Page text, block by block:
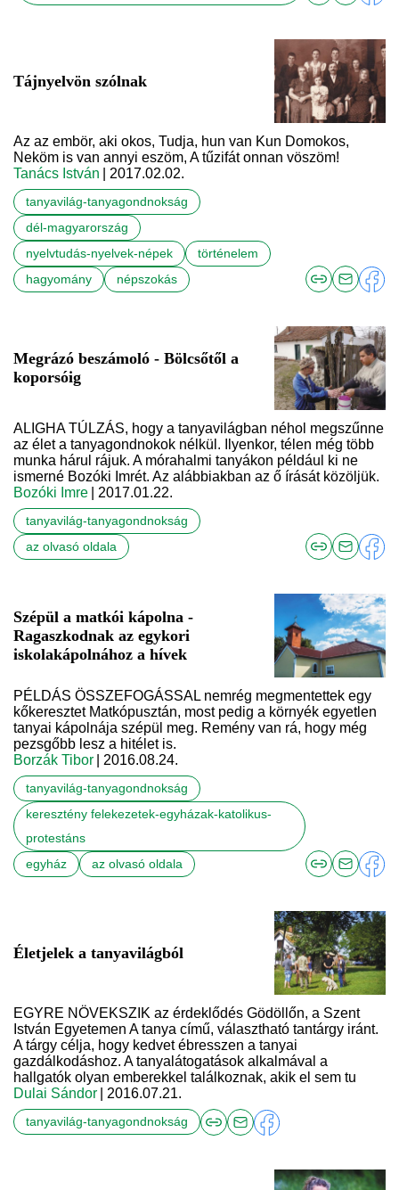
Tájnyelvön szólnak
Az az embör, aki okos, Tudja, hun van Kun Domokos,
Neköm is van annyi eszöm, A tűzifát onnan vöszöm!
Tanács István
| 2017.02.02.
tanyavilág-tanyagondnokság
dél-magyarország
nyelvtudás-nyelvek-népek
történelem
hagyomány
népszokás
Megrázó beszámoló - Bölcsőtől a
koporsóig
ALIGHA TÚLZÁS, hogy a tanyavilágban néhol megszűnne
az élet a tanyagondnokok nélkül. Ilyenkor, télen még több
munka hárul rájuk. A mórahalmi tanyákon például ki ne
ismerné Bozóki Imrét. Az alábbiakban az ő írását közöljük.
Bozóki Imre
| 2017.01.22.
tanyavilág-tanyagondnokság
az olvasó oldala
Szépül a matkói kápolna -
Ragaszkodnak az egykori
iskolakápolnához a hívek
PÉLDÁS ÖSSZEFOGÁSSAL nemrég megmentettek egy
kőkeresztet Matkópusztán, most pedig a környék egyetlen
tanyai kápolnája szépül meg. Remény van rá, hogy még
pezsgőbb lesz a hitélet is.
Borzák Tibor
| 2016.08.24.
tanyavilág-tanyagondnokság
keresztény felekezetek-egyházak-katolikus-
protestáns
egyház
az olvasó oldala
Életjelek a tanyavilágból
EGYRE NÖVEKSZIK az érdeklődés Gödöllőn, a Szent
István Egyetemen A tanya című, választható tantárgy iránt.
A tárgy célja, hogy kedvet ébresszen a tanyai
gazdálkodáshoz. A tanyalátogatások alkalmával a
hallgatók olyan emberekkel találkoznak, akik el sem tu
Dulai Sándor
| 2016.07.21.
tanyavilág-tanyagondnokság